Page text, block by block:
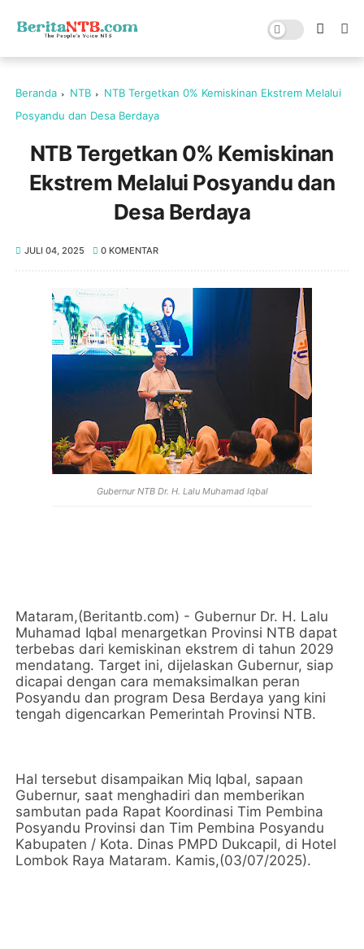
Beranda NTB
NTB Tergetkan 0% Kemiskinan Ekstrem Melalui
Posyandu dan Desa Berdaya
NTB Tergetkan 0% Kemiskinan
Ekstrem Melalui Posyandu dan
Desa Berdaya
JULI 04, 2025 0 KOMENTAR
Gubernur NTB Dr. H. Lalu Muhamad Iqbal
Mataram,(Beritantb.com) - Gubernur Dr. H. Lalu
Muhamad Iqbal menargetkan Provinsi NTB dapat
terbebas dari kemiskinan ekstrem di tahun 2029
mendatang. Target ini, dijelaskan Gubernur, siap
dicapai dengan cara memaksimalkan peran
Posyandu dan program Desa Berdaya yang kini
tengah digencarkan Pemerintah Provinsi NTB.
Hal tersebut disampaikan Miq Iqbal, sapaan
Gubernur, saat menghadiri dan memberikan
sambutan pada Rapat Koordinasi Tim Pembina
Posyandu Provinsi dan Tim Pembina Posyandu
Kabupaten / Kota. Dinas PMPD Dukcapil, di Hotel
Lombok Raya Mataram. Kamis,(03/07/2025).